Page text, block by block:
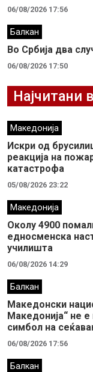
06/08/2026 17:56
Балкан
Во Србија два
06/08/2026 17:50
Најчитани
Македонија
Искри од
реакција на
катастрофа
05/08/2026 23:22
Македонија
Околу 4900
едносменска
училишта
06/08/2026 14:29
Балкан
Македонски
Македонија“ не е
симбол на
06/08/2026 17:56
Балкан